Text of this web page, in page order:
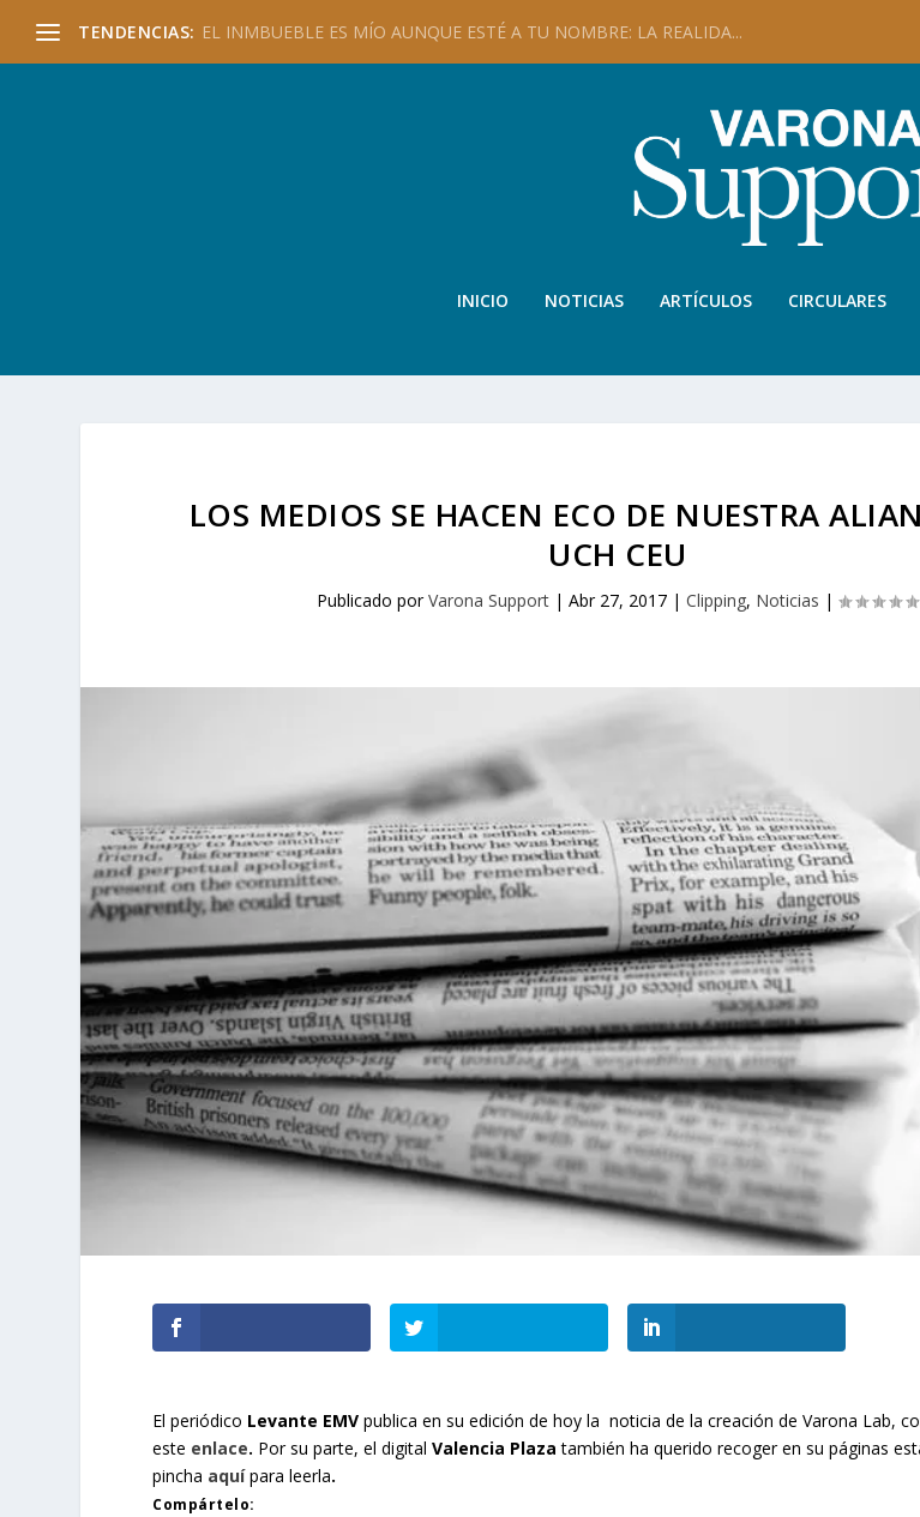
TENDENCIAS: EL INMBUEBLE ES MÍO AUNQUE ESTÉ A TU NOMBRE: LA REALIDA...
INICIO NOTICIAS ARTÍCULOS CIRCULARES
LOS MEDIOS SE HACEN ECO DE NUESTRA
UCH CEU
Publicado porVarona Support |Abr 27, 2017 |Clipping, Noticias |
El periódico Levante EMV publica en su edición de hoy la noticia de la creación de Varona Lab,
este enlace. Por su parte, el digital Valencia Plazatambién ha querido recoger en su páginas
pincha aquípara leerla.
Compártelo: